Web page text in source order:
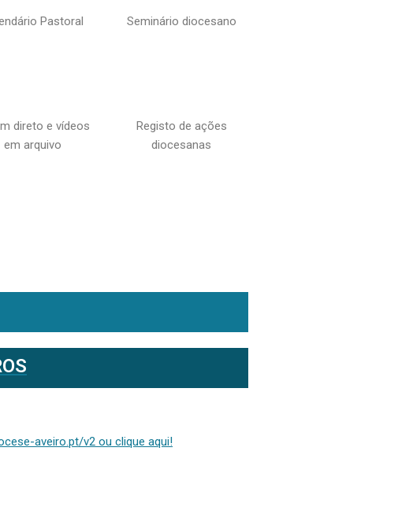
Pastoral Seminário diocesano
direto e vídeos
em arquivo
Registo de ações
diocesanas
aveiro.pt/v2 ou clique aqui!